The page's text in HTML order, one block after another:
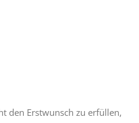
den Erstwunsch zu erfüllen,